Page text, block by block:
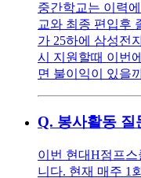
중간학교는 이력
교와 최종 편입후
가 25하에 삼성전
시 지원할때 이번
면 불이익이 있을
Q. 봉사활동 질
이번 현대H점프
니다. 현재 매주 1